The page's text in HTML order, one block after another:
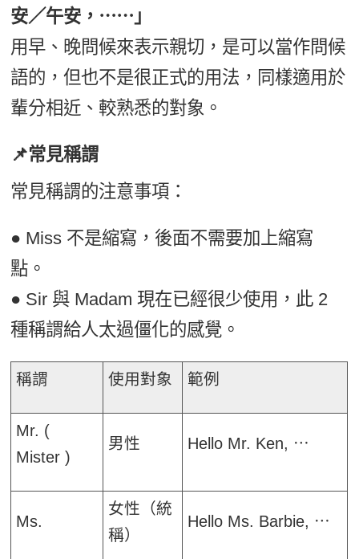
安／午安，⋯⋯」
用早、晚問候來表示親切，是可以當作問候
語的，但也不是很正式的用法，同樣適用於
輩分相近、較熟悉的對象。
📌常見稱謂
常見稱謂的注意事項：
● Miss 不是縮寫，後面不需要加上縮寫
點。
● Sir 與 Madam 現在已經很少使用，此 2
種稱謂給人太過僵化的感覺。
稱謂 使用對象 範例
Mr. (
Mister )
男性 Hello Mr. Ken, ⋯
Ms.
女性（統
稱）
Hello Ms. Barbie, ⋯